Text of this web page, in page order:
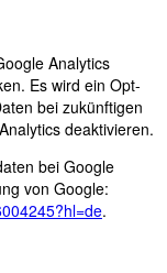
Analytics
Es wird ein Opt-
bei zukünftigen
deaktivieren.
bei Google
von Google:
.